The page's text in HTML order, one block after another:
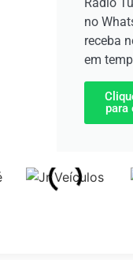
Rádio
no
receba
em
para